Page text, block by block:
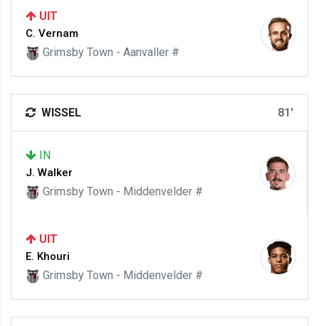
UIT
C. Vernam
Grimsby Town - Aanvaller #
WISSEL 81'
IN
J. Walker
Grimsby Town - Middenvelder #
UIT
E. Khouri
Grimsby Town - Middenvelder #